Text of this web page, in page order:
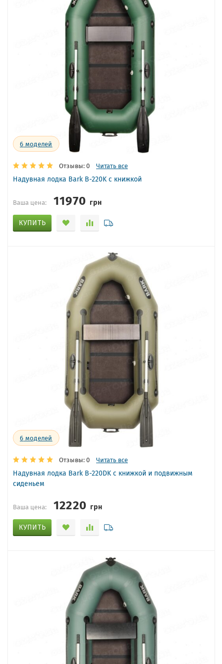
6 моделей
Отзывы: 0 Читать все
Надувная лодка Bark B-220K с книжкой
Ваша цена: 11970грн
КУПИТЬ
6 моделей
Отзывы: 0 Читать все
Надувная лодка Bark B-220DK с книжкой и подвижным
сиденьем
Ваша цена: 12220грн
КУПИТЬ